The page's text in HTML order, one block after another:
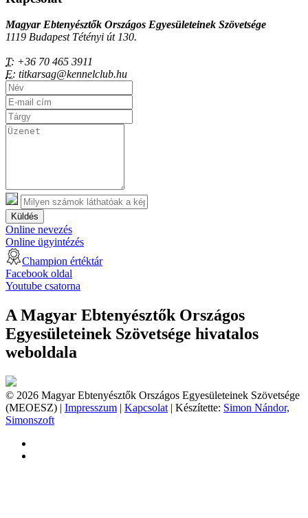
Magyar Ebtenyésztők Országos Egyesületeinek Szövetsége
1119 Budapest Tétényi út 130.
T: +36 70 465 3911
E: titkarsag@kennelclub.hu
Küldés
Online nevezés
Online ügyintézés
Champion értéktár
Facebook oldal
Youtube csatorna
A Magyar Ebtenyésztők Országos
Egyesületeinek Szövetsége hivatalos
weboldala
© 2026 Magyar Ebtenyésztők Országos Egyesületeinek Szövetsége
(MEOESZ) | Impresszum | Kapcsolat | Készítette: Simon Nándor,
Simonszoft